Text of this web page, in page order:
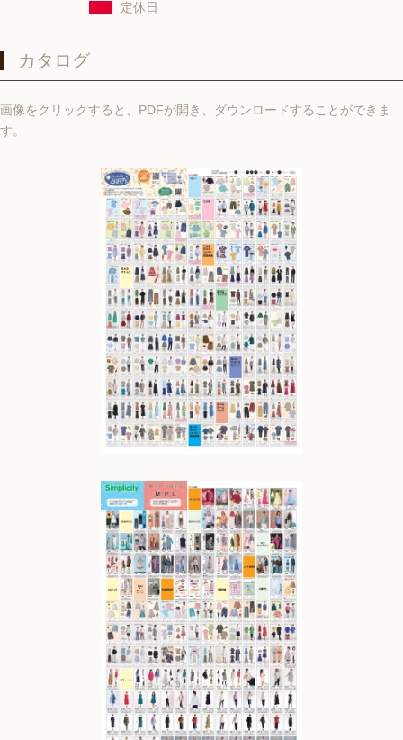
定休日
カタログ
画像をクリックすると、PDFが開き、ダウンロードすることができま
す。